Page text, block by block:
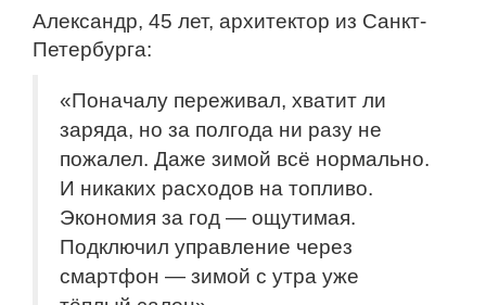
Александр, 45 лет, архитектор из Санкт-
Петербурга:
«Поначалу переживал, хватит ли
заряда, но за полгода ни разу не
пожалел. Даже зимой всё нормально.
И никаких расходов на топливо.
Экономия за год — ощутимая.
Подключил управление через
смартфон — зимой с утра уже